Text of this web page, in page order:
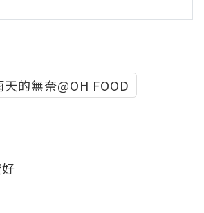
的無奈@OH FOOD